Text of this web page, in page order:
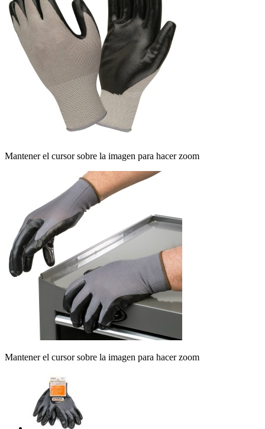
Mantener el cursor sobre la imagen para hacer zoom
Mantener el cursor sobre la imagen para hacer zoom